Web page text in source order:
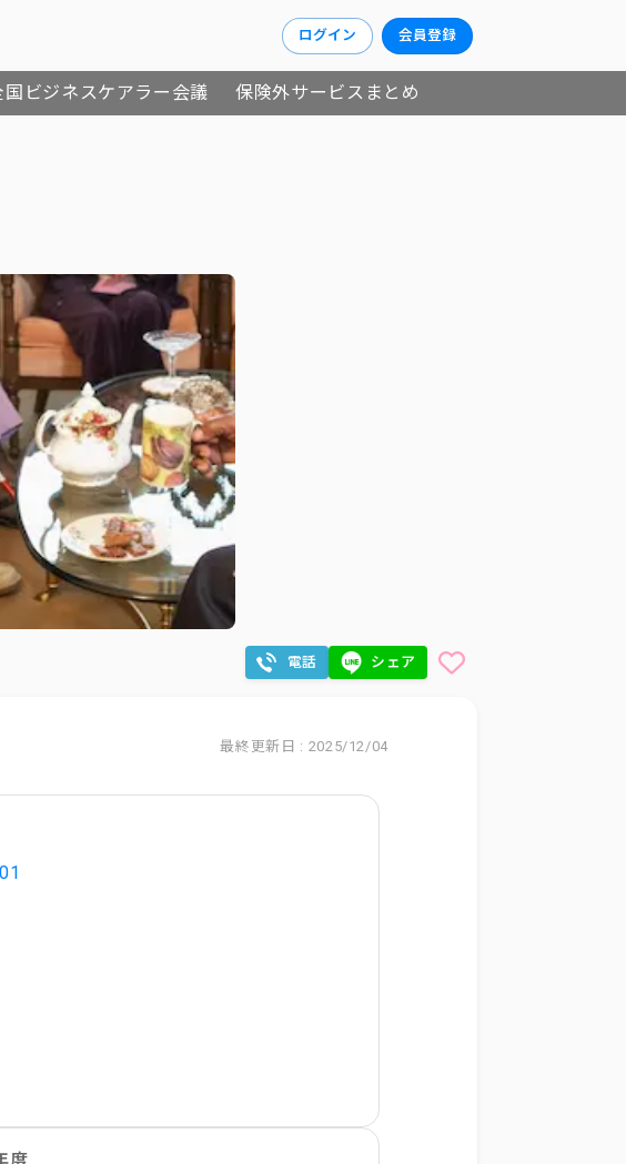
ログイン 会員登録
国ビジネスケアラー会議 保険外サービスまとめ
電話 シェア
最終更新日 : 2025/12/04